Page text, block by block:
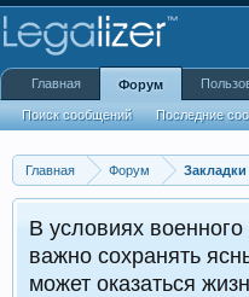
Главная Форум
В условиях
важно сохранять
может оказаться
Главная Форум
Поиск сообщений Последние